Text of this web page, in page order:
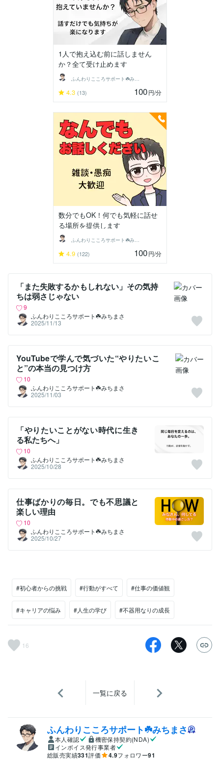
1人で抱え込む前に話しません
か？全て受け止めます
ふんわりこころサポート☘️みちまさ
4.3 (13) 100円/分
数分でもOK！何でも気軽に話せ
る場所を提供します
ふんわりこころサポート☘️みちまさ
4.9 (122) 100円/分
「また失敗するかもしれない」その気持
ちは弱さじゃない
9
ふんわりこころサポート☘️みちまさ
2025/11/13
YouTubeで学んで気づいた“やりたいこ
と”の本当の見つけ方
10
ふんわりこころサポート☘️みちまさ
2025/11/03
「やりたいことがない時代に生き
る私たちへ」
10
ふんわりこころサポート☘️みちまさ
2025/10/28
仕事ばかりの毎日。でも不思議と
楽しい理由
10
ふんわりこころサポート☘️みちまさ
2025/10/27
#初心者からの挑戦 #行動がすべて #仕事の価値観
#キャリアの悩み #人生の学び #不器用なりの成長
16
一覧に戻る
ふんわりこころサポート☘️みちまさ
本人確認
機密保持契約(NDA)
インボイス発行事業者
総販売実績331評価 4.9フォロワー91